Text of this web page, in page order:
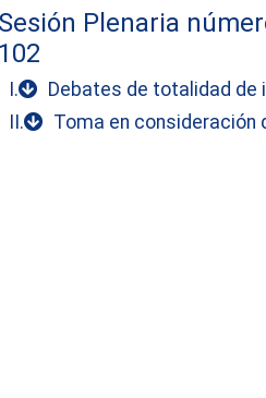
Sesión Plenaria
102
I.
Debates de totalidad
II.
Toma en consideración